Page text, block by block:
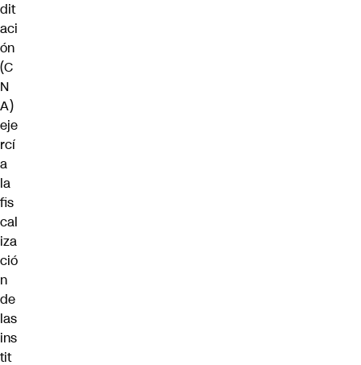
dit
aci
ón
(C
N
A)
eje
rcí
a
la
fis
cal
iza
ció
n
de
las
ins
tit